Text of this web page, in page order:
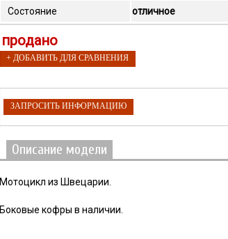
Состояние
отличное
продано
+ ДОБАВИТЬ ДЛЯ СРАВНЕНИЯ
ЗАПРОСИТЬ ИНФОРМАЦИЮ
Описание модели
Мотоцикл из Швецарии.
Боковые кофры в наличии.